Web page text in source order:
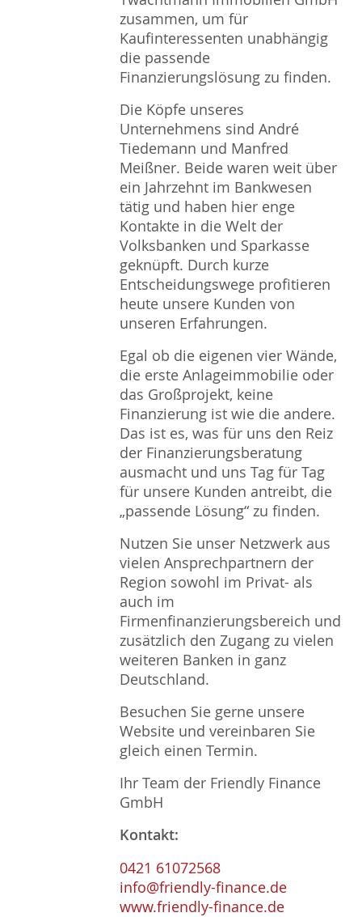
zusammen, um für
Kaufinteressenten unabhängig
die passende
Finanzierungslösung zu finden.
Die Köpfe unseres
Unternehmens sind André
Tiedemann und Manfred
Meißner. Beide waren weit über
ein Jahrzehnt im Bankwesen
tätig und haben hier enge
Kontakte in die Welt der
Volksbanken und Sparkasse
geknüpft. Durch kurze
Entscheidungswege profitieren
heute unsere Kunden von
unseren Erfahrungen.
Egal ob die eigenen vier Wände,
die erste Anlageimmobilie oder
das Großprojekt, keine
Finanzierung ist wie die andere.
Das ist es, was für uns den Reiz
der Finanzierungsberatung
ausmacht und uns Tag für Tag
für unsere Kunden antreibt, die
„passende Lösung“ zu finden.
Nutzen Sie unser Netzwerk aus
vielen Ansprechpartnern der
Region sowohl im Privat- als
auch im
Firmenfinanzierungsbereich und
zusätzlich den Zugang zu vielen
weiteren Banken in ganz
Deutschland.
Besuchen Sie gerne unsere
Website und vereinbaren Sie
gleich einen Termin.
Ihr Team der Friendly Finance
GmbH
Kontakt:
0421 61072568
info@friendly-finance.de
www.friendly-finance.de